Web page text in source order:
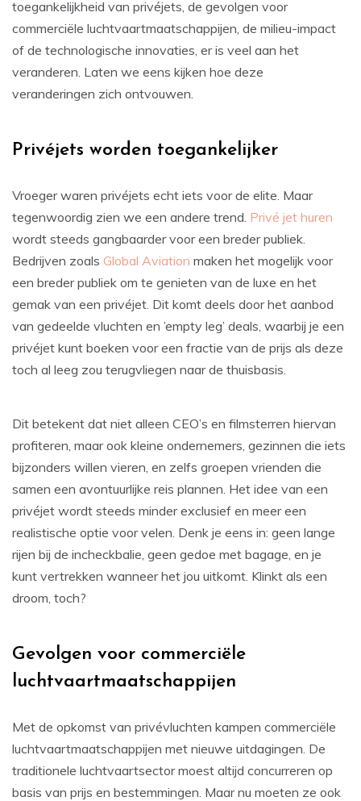
toegankelijkheid van privéjets, de gevolgen voor
commerciële luchtvaartmaatschappijen, de milieu-impact
of de technologische innovaties, er is veel aan het
veranderen. Laten we eens kijken hoe deze
veranderingen zich ontvouwen.
Privéjets worden toegankelijker
Vroeger waren privéjets echt iets voor de elite. Maar
tegenwoordig zien we een andere trend. Privé jet huren
wordt steeds gangbaarder voor een breder publiek.
Bedrijven zoals Global Aviation maken het mogelijk voor
een breder publiek om te genieten van de luxe en het
gemak van een privéjet. Dit komt deels door het aanbod
van gedeelde vluchten en ’empty leg’ deals, waarbij je een
privéjet kunt boeken voor een fractie van de prijs als deze
toch al leeg zou terugvliegen naar de thuisbasis.
Dit betekent dat niet alleen CEO’s en filmsterren hiervan
profiteren, maar ook kleine ondernemers, gezinnen die iets
bijzonders willen vieren, en zelfs groepen vrienden die
samen een avontuurlijke reis plannen. Het idee van een
privéjet wordt steeds minder exclusief en meer een
realistische optie voor velen. Denk je eens in: geen lange
rijen bij de incheckbalie, geen gedoe met bagage, en je
kunt vertrekken wanneer het jou uitkomt. Klinkt als een
droom, toch?
Gevolgen voor commerciële
luchtvaartmaatschappijen
Met de opkomst van privévluchten kampen commerciële
luchtvaartmaatschappijen met nieuwe uitdagingen. De
traditionele luchtvaartsector moest altijd concurreren op
basis van prijs en bestemmingen. Maar nu moeten ze ook